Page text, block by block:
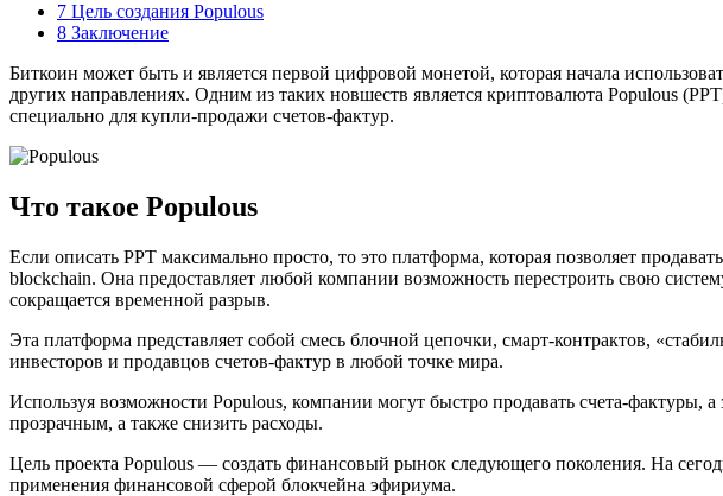
7 Цель создания Populous
8 Заключение
Биткоин может быть и является первой цифровой монетой, которая начала
других направлениях. Одним из таких новшеств является криптовалюта Populous
специально для купли-продажи счетов-фактур.
Что такое Populous
Если описать PPT максимально просто, то это платформа, которая позволяет
blockchain. Она предоставляет любой компании возможность перестроить свою
сокращается временной разрыв.
Эта платформа представляет собой смесь блочной цепочки, смарт-контрактов,
инвесторов и продавцов счетов-фактур в любой точке мира.
Используя возможности Populous, компании могут быстро продавать счета-фактуры,
прозрачным, а также снизить расходы.
Цель проекта Populous — создать финансовый рынок следующего поколения. На
применения финансовой сферой блокчейна эфириума.